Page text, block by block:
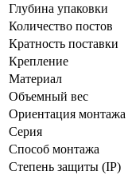
Глубина упаковки
Количество постов
Кратность поставки
Крепление
Материал
Объемный вес
Ориентация монтажа
Серия
Способ монтажа
Степень защиты (IP)